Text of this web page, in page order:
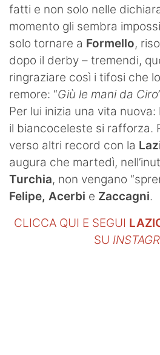
fatti e non solo nelle
momento gli sembra
solo tornare a Formello,
dopo il derby – tremendi,
ringraziare così i tifosi che
remore: “Giù le mani da Ciro
Per lui inizia una vita nuova:
il biancoceleste si rafforza.
verso altri record con la
augura che martedì,
Turchia, non vengano
Felipe, Acerbi e Zaccagni.
CLICCA QUI E SEGUI
SU